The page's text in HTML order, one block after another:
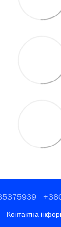
Контактна